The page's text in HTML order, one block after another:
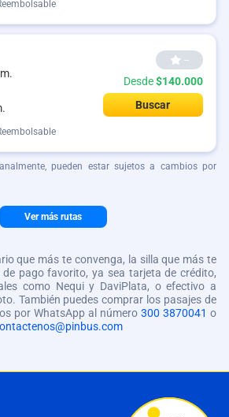
--
Desde$140.000
Buscar
pueden estar sujetos a cambios por
Ver más rutas
que más te convenga, la silla que más te
pago favorito, ya sea tarjeta de crédito,
como Nequi y DaviPlata, o efectivo a
También puedes comprar los pasajes de
por WhatsApp al número 300 3870041 o